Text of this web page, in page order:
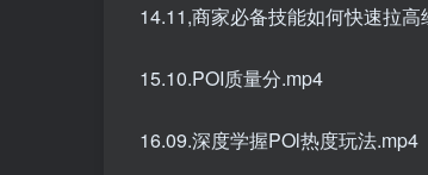
14.11,商家必备技能如何快速拉高
15.10.POI质量分.mp4
16.09.深度学握POl热度玩法.mp4